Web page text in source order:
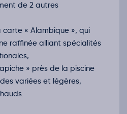
Retour le Mar. 12 janv. 27
Retour le Mer. 13 janv. 27
Retour le Ven. 15 janv. 27
de 2 autres
carte « Alambique », qui
raffinée alliant spécialités
» près de la piscine
variées et légères,